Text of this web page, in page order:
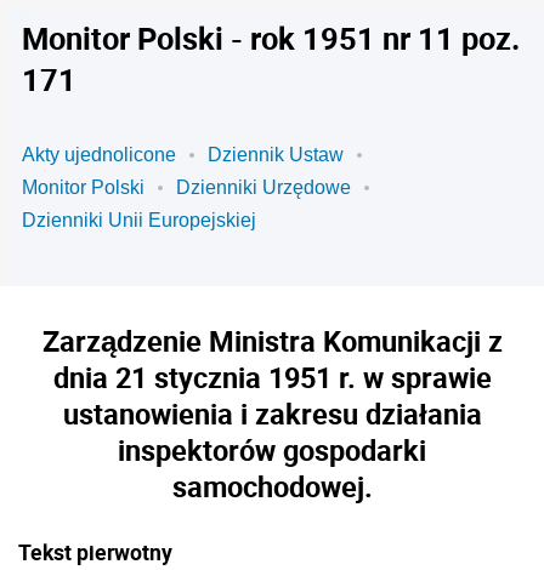
Monitor Polski - rok 1951 nr 11 poz.
171
Akty ujednolicone
Dziennik Ustaw
Monitor Polski
Dzienniki Urzędowe
Dzienniki Unii Europejskiej
Zarządzenie Ministra Komunikacji z
dnia 21 stycznia 1951 r. w sprawie
ustanowienia i zakresu działania
inspektorów gospodarki
samochodowej.
Tekst pierwotny